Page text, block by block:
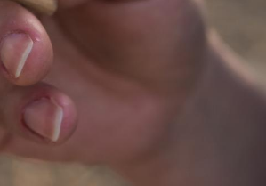
Cancer colorectal : une
stratégie simple aurait
changé la donne au Pays
basque